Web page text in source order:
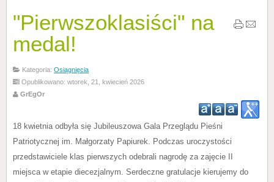
"Pierwszoklasiści" na
medal!
Kategoria: Osiągnięcia
Opublikowano: wtorek, 21, kwiecień 2026
GrEgOr
18 kwietnia odbyła się Jubileuszowa Gala Przeglądu Pieśni
Patriotycznej im. Małgorzaty Papiurek. Podczas uroczystości
przedstawiciele klas pierwszych odebrali nagrodę za zajęcie II
miejsca w etapie diecezjalnym. Serdeczne gratulacje kierujemy do